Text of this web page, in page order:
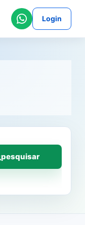
Login
pesquisar